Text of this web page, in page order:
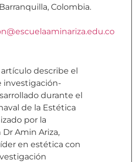
Colombia.
describe el
investigación-
durante el
de la Estética
por la
Amin Ariza,
en estética con